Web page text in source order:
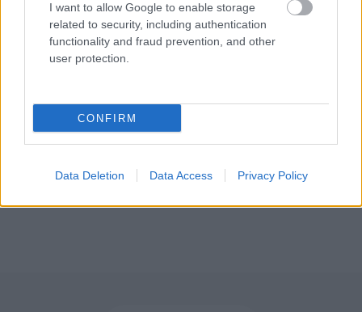
I want to allow Google to enable storage
related to security, including authentication
functionality and fraud prevention, and other
user protection.
CONFIRM
Data Deletion Data Access Privacy Policy
ΥΠΕΣ: Προγραμματισμός προσλήψεων
2027 - Παρατείνεται το Β' Στάδιο
Tags
Εξαφάνιση Λάρισα